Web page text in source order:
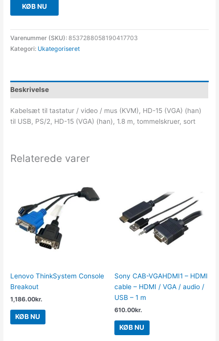
KØB NU
Varenummer (SKU):8537288058190417703
Kategori: Ukategoriseret
Beskrivelse
Kabelsæt til tastatur / video / mus (KVM), HD-15 (VGA) (han)
til USB, PS/2, HD-15 (VGA) (han), 1.8 m, tommelskruer, sort
Relaterede varer
Lenovo ThinkSystem Console
Breakout
1,186.00kr.
KØB NU
Sony CAB-VGAHDMI1 – HDMI
cable – HDMI / VGA / audio /
USB – 1 m
610.00kr.
KØB NU